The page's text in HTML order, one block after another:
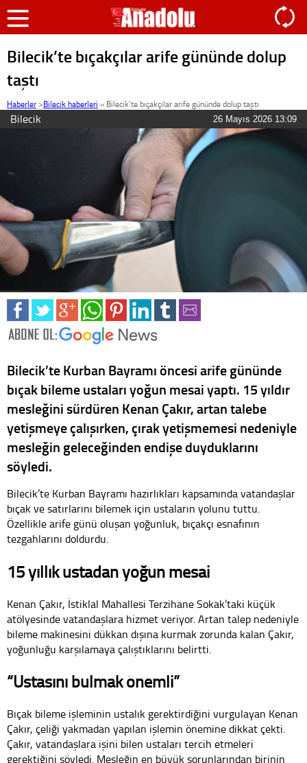
Bilecik’te bıçakçılar arife gününde dolup
taştı
Haberler >Bilecik haberleri » Bilecik’te bıçakçılar arife gününde dolup taştı
Bilecik 26 Mayıs 2026 13:09
Bilecik’te Kurban Bayramı öncesi arife gününde
bıçak bileme ustaları yoğun mesai yaptı. 15 yıldır
mesleğini sürdüren Kenan Çakır, artan talebe
yetişmeye çalışırken, çırak yetişmemesi nedeniyle
mesleğin geleceğinden endişe duyduklarını
söyledi.
Bilecik’te Kurban Bayramı hazırlıkları kapsamında vatandaşlar
bıçak ve satırlarını bilemek için ustaların yolunu tuttu.
Özellikle arife günü oluşan yoğunluk, bıçakçı esnafının
tezgahlarını doldurdu.
15 yıllık ustadan yoğun mesai
Kenan Çakır, İstiklal Mahallesi Terzihane Sokak’taki küçük
atölyesinde vatandaşlara hizmet veriyor. Artan talep nedeniyle
bileme makinesini dükkan dışına kurmak zorunda kalan Çakır,
yoğunluğu karşılamaya çalıştıklarını belirtti.
“Ustasını bulmak önemli”
Bıçak bileme işleminin ustalık gerektirdiğini vurgulayan Kenan
Çakır, çeliği yakmadan yapılan işlemin önemine dikkat çekti.
Çakır, vatandaşlara işini bilen ustaları tercih etmeleri
gerektiğini söyledi. Mesleğin en büyük sorunlarından birinin